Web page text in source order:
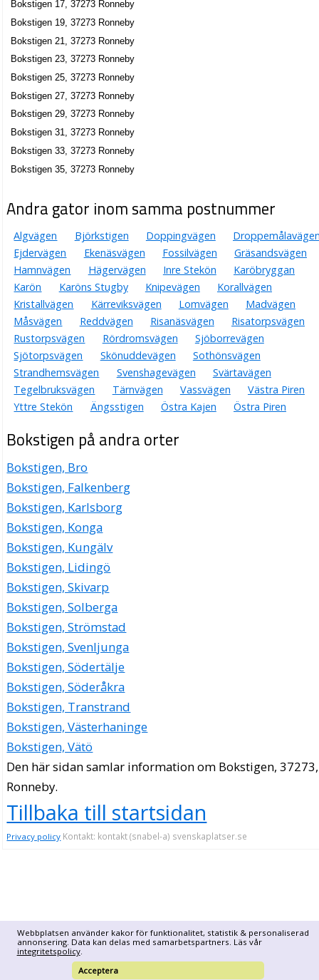
Webbplatsen använder kakor för funktionalitet, statistik & personaliserad
annonsering. Data kan delas med samarbetspartners. Läs vår
integritetspolicy.
Acceptera
Bokstigen 17, 37273 Ronneby
Bokstigen 19, 37273 Ronneby
Bokstigen 21, 37273 Ronneby
Bokstigen 23, 37273 Ronneby
Bokstigen 25, 37273 Ronneby
Bokstigen 27, 37273 Ronneby
Bokstigen 29, 37273 Ronneby
Bokstigen 31, 37273 Ronneby
Bokstigen 33, 37273 Ronneby
Bokstigen 35, 37273 Ronneby
Andra gator inom samma postnummer
Algvägen Björkstigen Doppingvägen
Ejdervägen
Ekenäsvägen Fossilvägen
Gräsandsvägen
Hamnvägen
Hägervägen Inre Stekön
Karöbryggan
Karön
Karöns Stugby Knipevägen
Korallvägen
Kristallvägen
Kärreviksvägen Lomvägen
Madvägen
Måsvägen
Reddvägen Risanäsvägen
Risatorpsvägen
Rustorpsvägen
Rördromsvägen
Sjöborrevägen
Sjötorpsvägen
Skönuddevägen
Sothönsvägen
Strandhemsvägen
Svenshagevägen
Svärtavägen
Tegelbruksvägen
Tärnvägen Vassvägen
Västra Piren
Yttre Stekön
Ängsstigen Östra Kajen Östra Piren
Bokstigen på andra orter
Bokstigen, Bro
Bokstigen, Falkenberg
Bokstigen, Karlsborg
Bokstigen, Konga
Bokstigen, Kungälv
Bokstigen, Lidingö
Bokstigen, Skivarp
Bokstigen, Solberga
Bokstigen, Strömstad
Bokstigen, Svenljunga
Bokstigen, Södertälje
Bokstigen, Söderåkra
Bokstigen, Transtrand
Bokstigen, Västerhaninge
Bokstigen, Vätö
Den här sidan samlar information om Bokstigen, 37273,
Ronneby.
Tillbaka till startsidan
Privacy policy Kontakt: kontakt (snabel-a) svenskaplatser.se